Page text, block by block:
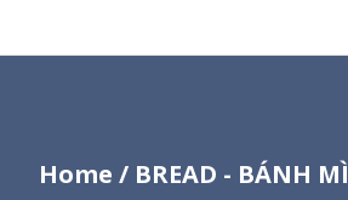
Home / BREAD - BÁNH MÌ